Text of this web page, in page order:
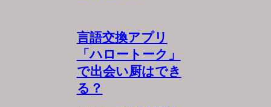
言語交換アプリ
「ハロートーク」
で出会い厨はでき
る？